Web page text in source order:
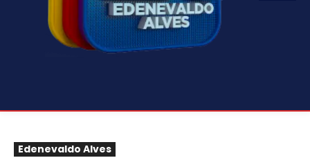
Edenevaldo Alves